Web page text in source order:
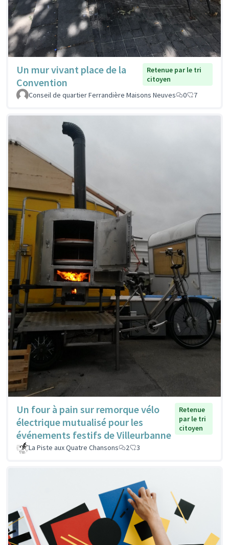
Un mur vivant place de la
Convention
Retenue par le tri
citoyen
Conseil de quartier Ferrandière Maisons Neuves
0 7
Un four à pain sur remorque vélo
électrique mutualisé pour les
événements festifs de Villeurbanne
Retenue
par le tri
citoyen
La Piste aux Quatre Chansons 2 3